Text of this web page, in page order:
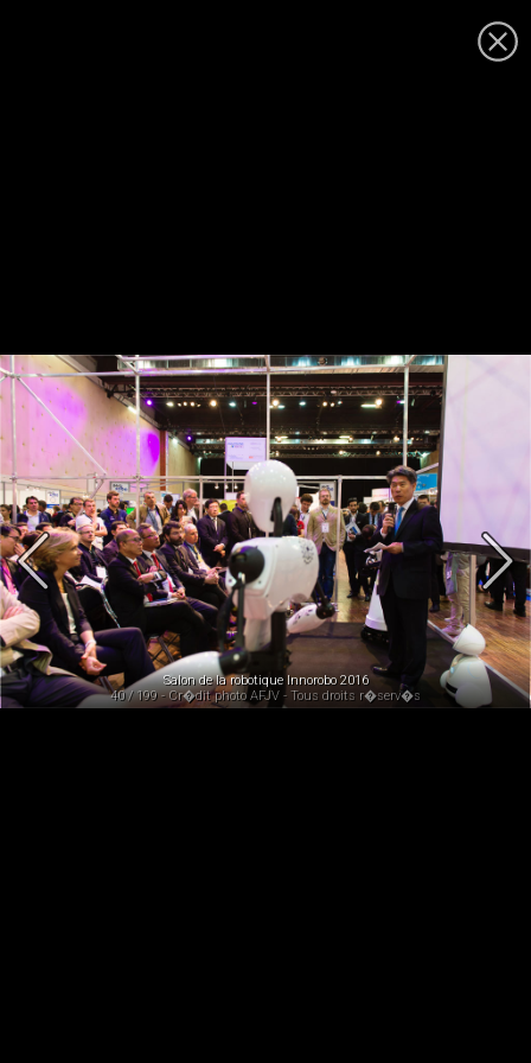
Salon de la robotique Innorobo 2016
40 / 199 - Cr�dit photo AFJV - Tous droits r�serv�s